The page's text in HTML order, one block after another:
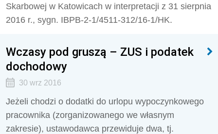
Skarbowej w Katowicach w interpretacji z 31 sierpnia
2016 r., sygn. IBPB-2-1/4511-312/16-1/HK.
Wczasy pod gruszą – ZUS i podatek
dochodowy
30 wrz 2016
Jeżeli chodzi o dodatki do urlopu wypoczynkowego
pracownika (zorganizowanego we własnym
zakresie), ustawodawca przewiduje dwa, tj.